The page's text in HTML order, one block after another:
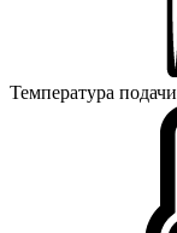
Температура подачи